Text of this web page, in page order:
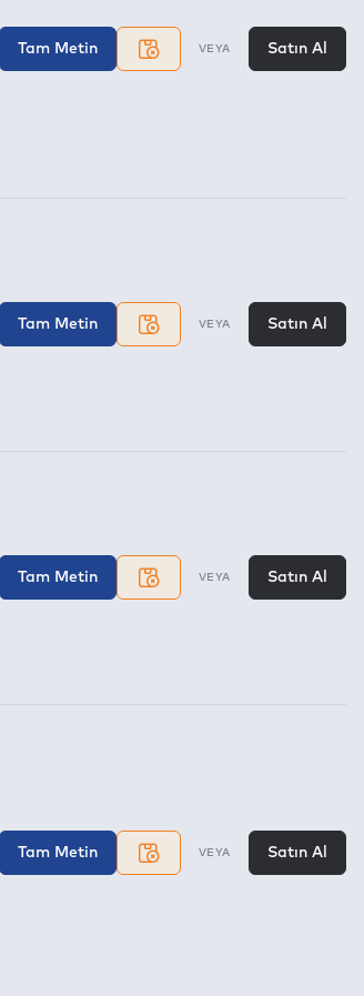
Tam Metin VEYA Satın Al
Tam Metin VEYA Satın Al
Tam Metin VEYA Satın Al
Tam Metin VEYA Satın Al